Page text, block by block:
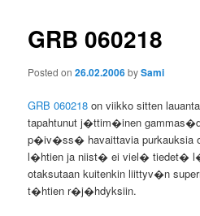
GRB 060218
Posted on26.02.2006bySami
GRB 060218 on viikko sitten
tapahtunut j�ttim�inen
p�iv�ss� havaittavia purkauksia
l�htien ja niist� ei viel� tiedet�
otaksutaan kuitenkin liittyv�n
t�htien r�j�hdyksiin.